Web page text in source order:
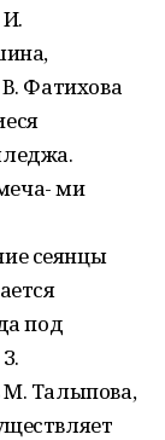
Фатихова
ми
сеянцы
под
М. Талыпова,